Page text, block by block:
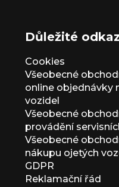
Důležité
Cookies
Všeobecné
online objednávky
vozidel
Všeobecné
provádění
Všeobecné
nákupu ojetých
GDPR
Reklamační řád